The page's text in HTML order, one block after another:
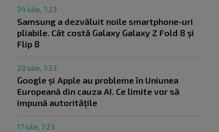
24 iulie, 7:23
Samsung a dezvăluit noile smartphone-uri
pliabile. Cât costă Galaxy Galaxy Z Fold 8 și
Flip 8
20 iulie, 7:23
Google și Apple au probleme în Uniunea
Europeană din cauza AI. Ce limite vor să
impună autoritățile
17 iulie, 7:23